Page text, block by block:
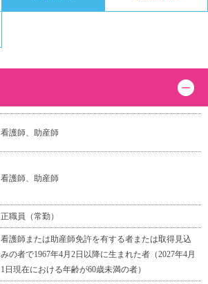
看護師、助産師
看護師、助産師
正職員（常勤）
看護師または助産師免許を有する者または取得見込
みの者で1967年4月2日以降に生まれた者（2027年4月
1日現在における年齢が60歳未満の者）